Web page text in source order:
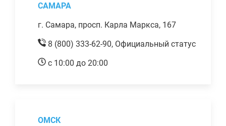
САМАРА
г. Самара, просп. Карла Маркса, 167
8 (800) 333-62-90, Официальный статус
с 10:00 до 20:00
ОМСК